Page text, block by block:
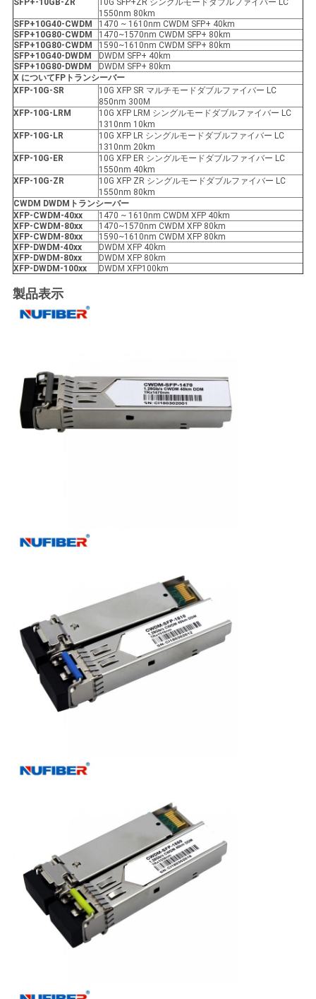
SFP+-10GB-ZR
10G SFP+ZR シングルモードダブルファイバー LC
1550nm 80km
SFP+10G40-CWDM
1470 ~ 1610nm CWDM SFP+ 40km
SFP+10G80-CWDM
1470~1570nm CWDM SFP+ 80km
SFP+10G80-CWDM
1590~1610nm CWDM SFP+ 80km
SFP+10G40-DWDM
DWDM SFP+ 40km
SFP+10G80-DWDM
DWDM SFP+ 80km
X について FPトランシーバー
XFP-10G-SR
10G XFP SR マルチモードダブルファイバー LC
850nm 300M
XFP-10G-LRM
10G XFP LRM シングルモードダブルファイバー LC
1310nm 10km
XFP-10G-LR
10G XFP LR シングルモードダブルファイバー LC
1310nm 20km
XFP-10G-ER
10G XFP ER シングルモードダブルファイバー LC
1550nm 40km
XFP-10G-ZR
10G XFP ZR シングルモードダブルファイバー LC
1550nm 80km
CWDM DWDMトランシーバー
XFP-CWDM-40xx
1470 ~ 1610nm CWDM XFP 40km
XFP-CWDM-80xx
1470~1570nm CWDM XFP 80km
XFP-CWDM-80xx
1590~1610nm CWDM XFP 80km
XFP- DWDM-40xx
DWDM XFP 40km
XFP- DWDM-80xx
DWDM XFP 80km
XFP- DWDM-100xx DWDM XFP100km
製品表示